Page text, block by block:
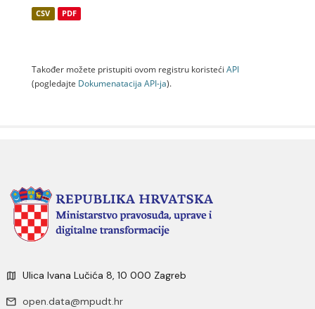
CSV PDF
Također možete pristupiti ovom registru koristeći API
(pogledajte Dokumenаtаcijа API-jа).